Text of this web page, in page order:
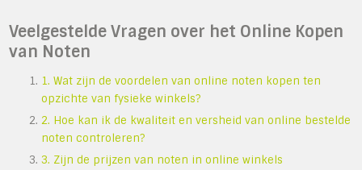
Veelgestelde Vragen over het Online Kopen
van Noten
1. Wat zijn de voordelen van online noten kopen ten
opzichte van fysieke winkels?
2. Hoe kan ik de kwaliteit en versheid van online bestelde
noten controleren?
3. Zijn de prijzen van noten in online winkels